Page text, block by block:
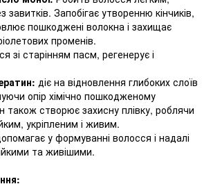
Запобігає утворенню кінчиків,
пошкоджені волокна і захищає
променів.
зі старінням пасм, регенерує і
діє на відновлення глибоких слоїв
опір хімічно пошкодженому
також створює захисну плівку, роблячи
укріпленим і живим.
у формуванні волосся і надалі
та живішими.